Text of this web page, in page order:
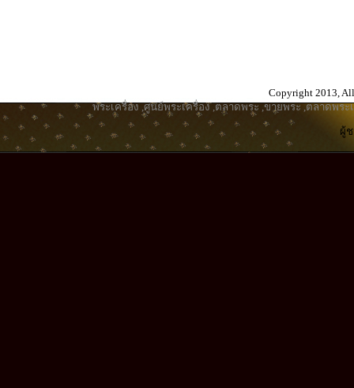
Copyright 2013,
พระเครื่อง ,ศูนย์พระเครื่อง,ตลาดพระ ,ขายพระ ,ตลาดพระ
ผู้